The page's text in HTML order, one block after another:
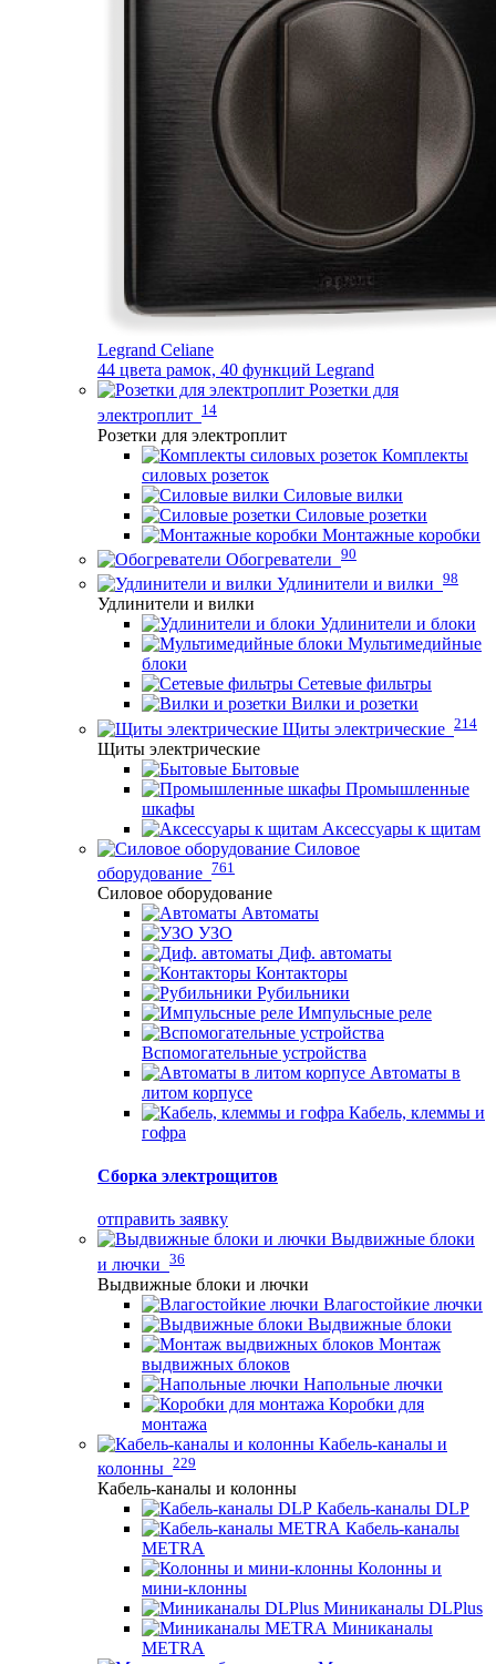
Legrand Celiane
44 цвета рамок, 40 функций Legrand
Розетки для
электроплит 14
Розетки для электроплит
Комплекты
силовых розеток
Силовые вилки
Силовые розетки
Монтажные коробки
Обогреватели 90
Удлинители и вилки 98
Удлинители и вилки
Удлинители и блоки
Мультимедийные
блоки
Сетевые фильтры
Вилки и розетки
Щиты электрические 214
Щиты электрические
Бытовые
Промышленные
шкафы
Аксессуары к щитам
Силовое
оборудование 761
Силовое оборудование
Автоматы
УЗО
Диф. автоматы
Контакторы
Рубильники
Импульсные реле
Вспомогательные устройства
Автоматы в
литом корпусе
Кабель, клеммы и
гофра
Сборка электрощитов
отправить заявку
Выдвижные блоки
и лючки 36
Выдвижные блоки и лючки
Влагостойкие лючки
Выдвижные блоки
Монтаж
выдвижных блоков
Напольные лючки
Коробки для
монтажа
Кабель-каналы и
колонны 229
Кабель-каналы и колонны
Кабель-каналы DLP
Кабель-каналы
METRA
Колонны и
мини-клонны
Миниканалы DLPlus
Миниканалы
METRA